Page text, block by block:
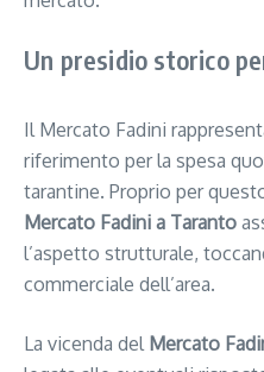
Un presidio storico
Il Mercato Fadini
riferimento per la spesa
tarantine. Proprio per
Mercato Fadini a Taranto
l’aspetto strutturale,
commerciale dell’area.
La vicenda del Mercato